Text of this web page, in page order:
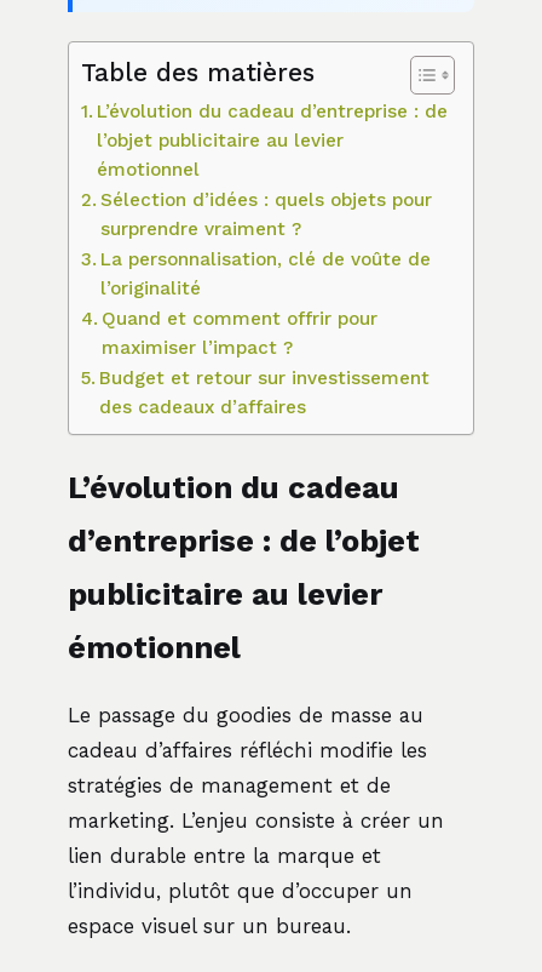
Table des matières
L’évolution du cadeau d’entreprise : de
l’objet publicitaire au levier
émotionnel
Sélection d’idées : quels objets pour
surprendre vraiment ?
La personnalisation, clé de voûte de
l’originalité
Quand et comment offrir pour
maximiser l’impact ?
Budget et retour sur investissement
des cadeaux d’affaires
L’évolution du cadeau
d’entreprise : de l’objet
publicitaire au levier
émotionnel
Le passage du goodies de masse au
cadeau d’affaires réfléchi modifie les
stratégies de management et de
marketing. L’enjeu consiste à créer un
lien durable entre la marque et
l’individu, plutôt que d’occuper un
espace visuel sur un bureau.